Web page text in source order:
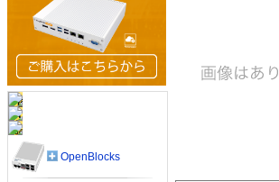
OpenBlocks